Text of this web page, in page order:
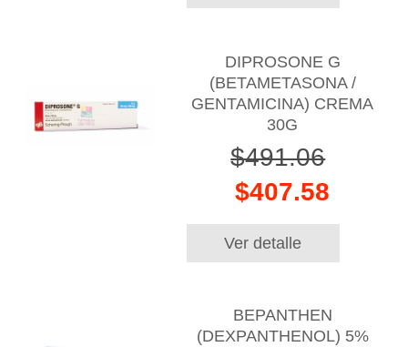
DIPROSONE G
(BETAMETASONA /
GENTAMICINA) CREMA
30G
$491.06
$407.58
Ver detalle
BEPANTHEN
(DEXPANTHENOL) 5%